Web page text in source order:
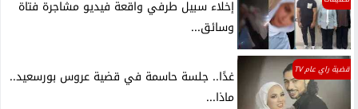
إخلاء سبيل طرفي واقعة فيديو مشاجرة فتاة
وسائق...
قضية راي عام TV
غدًا.. جلسة حاسمة في قضية عروس بورسعيد..
ماذا...